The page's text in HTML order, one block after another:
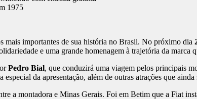
1975
mais importantes de sua história no Brasil. No próximo dia
e uma grande homenagem à trajetória da
Pedro Bial, que conduzirá uma viagem pelos principais
especial da apresentação, além de outras atrações que ainda
a montadora e Minas Gerais. Foi em Betim que a Fiat